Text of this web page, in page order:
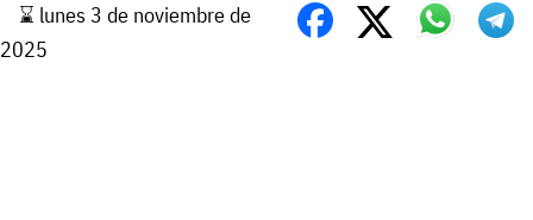
⌛️ lunes 3 de noviembre de
2025